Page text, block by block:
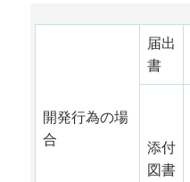
開発行為の場
合
届出
書
添付
図書